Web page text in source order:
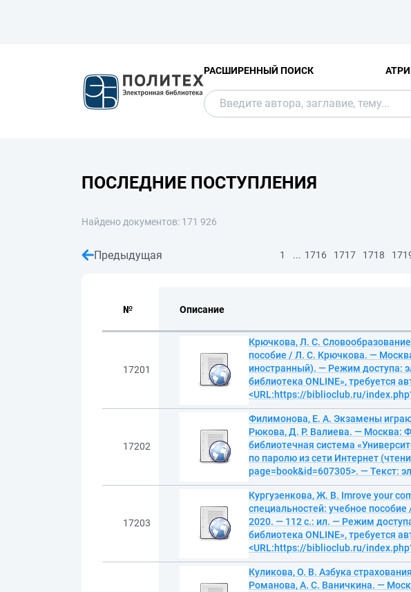
РАСШИРЕННЫЙ ПОИСК
ПОСЛЕДНИЕ ПОСТУПЛЕНИЯ
Найдено документов: 171 926
Предыдущая 1 ... 1716 1717 1718
№ Описание
17201
Крючкова, Л. С.
пособие / Л. С. Крючкова. —
иностранный). — Режим доступа:
библиотека ONLINE», требуется
<URL:https://biblioclub.ru/
17202
Филимонова, Е. А. Экзамены
Рюкова, Д. Р. Валиева. — Москва:
библиотечная система
по паролю из сети Интернет
page=book&id=607305>. — Текст:
17203
Кургузенкова, Ж. В. Imrove your
специальностей: учебное
2020. — 112 с.: ил. — Режим
библиотека ONLINE», требуется
<URL:https://biblioclub.ru/
Куликова, О. В. Азбука
Романова, А. С. Ваничкина. —